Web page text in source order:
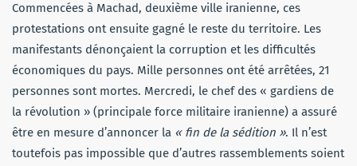
Commencées à Machad, deuxième ville iranienne, ces
protestations ont ensuite gagné le reste du territoire. Les
manifestants dénonçaient la corruption et les difficultés
économiques du pays. Mille personnes ont été arrêtées, 21
personnes sont mortes. Mercredi, le chef des « gardiens de
la révolution » (principale force militaire iranienne) a assuré
être en mesure d’annoncer la « fin de la sédition ». Il n’est
toutefois pas impossible que d’autres rassemblements soient